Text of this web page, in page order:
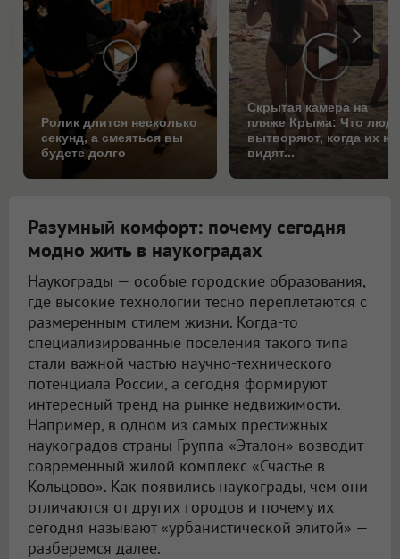
Ролик длится несколько
секунд, а смеяться вы
будете долго
Скрытая камера на
пляже Крыма: Что
вытворяют, когда их не
видят...
Разумный комфорт: почему сегодня
модно жить в наукоградах
Наукограды — особые городские образования,
где высокие технологии тесно переплетаются с
размеренным стилем жизни. Когда-то
специализированные поселения такого типа
стали важной частью научно-технического
потенциала России, а сегодня формируют
интересный тренд на рынке недвижимости.
Например, в одном из самых престижных
наукоградов страны Группа «Эталон» возводит
современный жилой комплекс «Счастье в
Кольцово». Как появились наукограды, чем они
отличаются от других городов и почему их
сегодня называют «урбанистической элитой» —
разберемся далее.